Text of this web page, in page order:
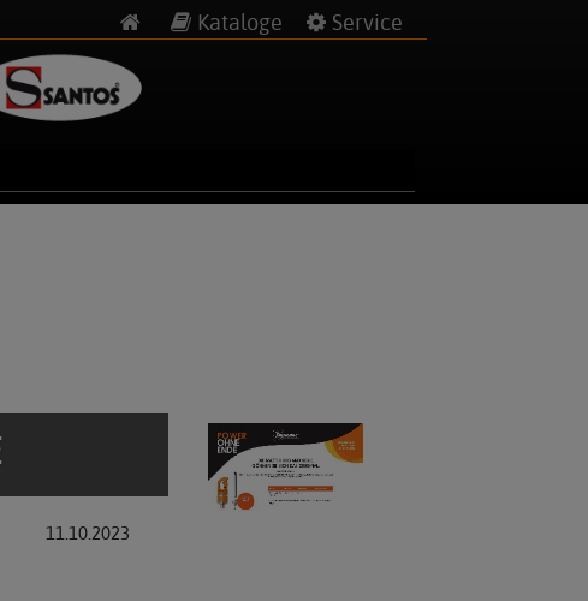
Kataloge Service
11.10.2023